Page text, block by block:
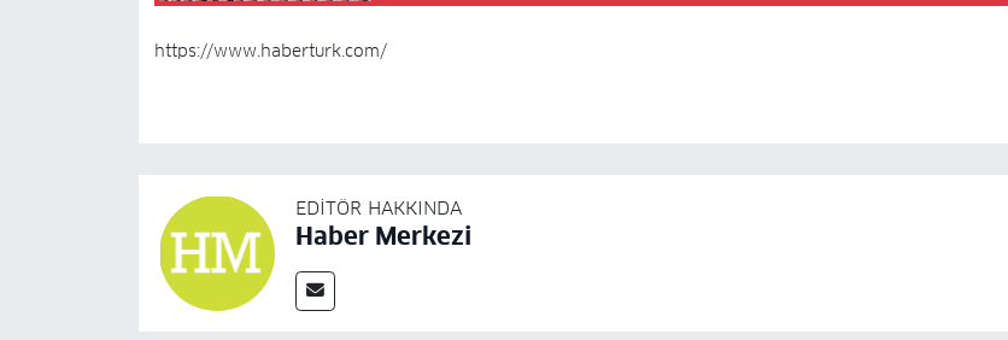
https://www.haberturk.com/
EDITÖR HAKKINDA
Haber Merkezi